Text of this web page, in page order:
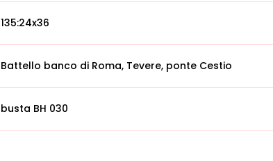
135:24x36
Battello banco di Roma, Tevere, ponte Cestio
busta BH 030